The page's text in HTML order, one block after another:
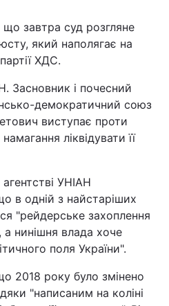
Війна
Світ
Львів
Харків
завтра суд розгляне
який наполягає на
ХДС.
Засновник і почесний
демократичний союз
виступає проти
ліквідувати її
УНІАН
в одній з найстаріших
"рейдерське захоплення
нинішня влада хоче
поля України".
2018 року було змінено
"написаним на коліні